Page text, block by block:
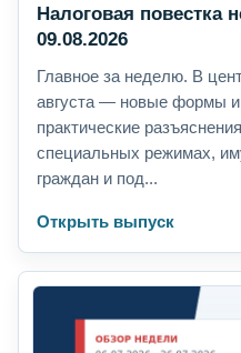
Налоговая повестка
09.08.2026
Главное за неделю. В
августа — новые формы и
практические
специальных режимах,
граждан и под...
Открыть выпуск